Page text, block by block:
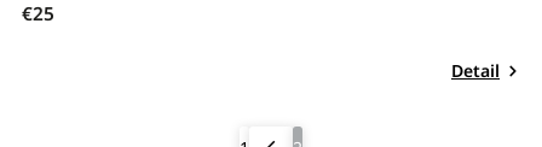
€25
Detail